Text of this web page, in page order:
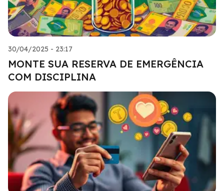
30/04/2025 - 23:17
MONTE SUA RESERVA DE EMERGÊNCIA
COM DISCIPLINA